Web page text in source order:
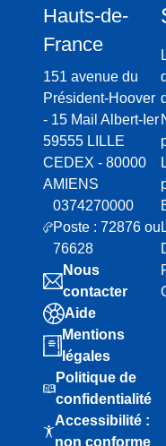
Hauts-de-
France
151 avenue du
Président-Hoover
- 15 Mail Albert-Ier
59555 LILLE
CEDEX - 80000
AMIENS
0374270000
Poste : 72876 ou
76628
Nous
contacter
Aide
Mentions
légales
Politique de
confidentialité
Accessibilité :
non conforme